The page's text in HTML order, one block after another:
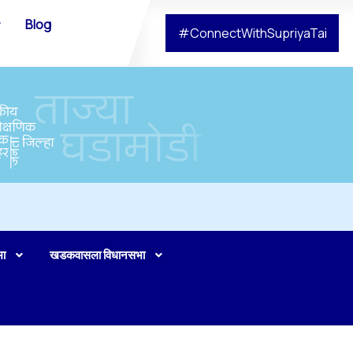
Blog
#ConnectWithSupriyaTai
खडकवासला विधानसभा